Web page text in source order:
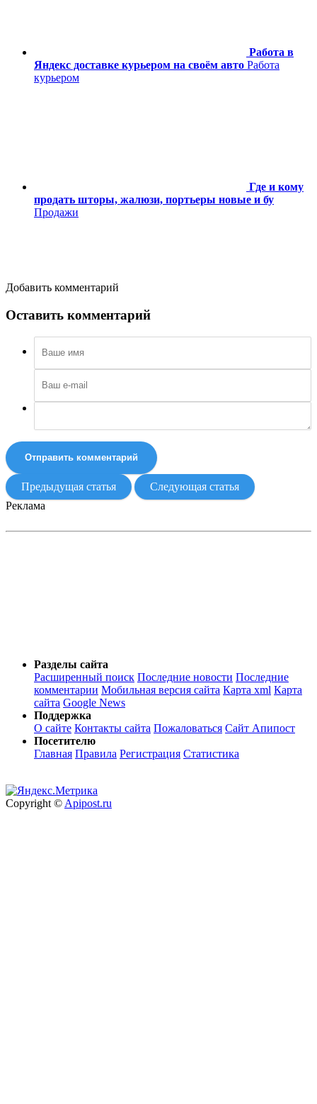
Работа в
Яндекс доставке курьером на своём авто Работа
курьером
Где и кому
продать шторы, жалюзи, портьеры новые и бу
Продажи
Добавить комментарий
Оставить комментарий
Отправить комментарий
Предыдущая статья
Следующая статья
Реклама
Разделы сайта
Расширенный поиск Последние новости Последние
комментарии Мобильная версия сайта Карта xml Карта
сайта Google News
Поддержка
О сайте Контакты сайта Пожаловаться Сайт Апипост
Посетителю
Главная Правила Регистрация Статистика
Copyright © Apipost.ru